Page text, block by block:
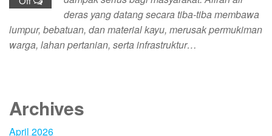
deras yang datang secara tiba-tiba membawa
lumpur, bebatuan, dan material kayu, merusak permukiman
warga, lahan pertanian, serta infrastruktur…
Archives
April 2026